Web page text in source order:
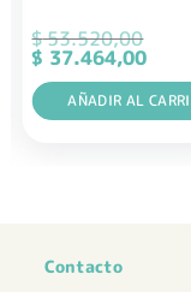
$53.520,00
El
precio
original
era:
$ 53.520,00.
$ 37.464,00El
precio
es:
$
AÑADIR AL
Contacto